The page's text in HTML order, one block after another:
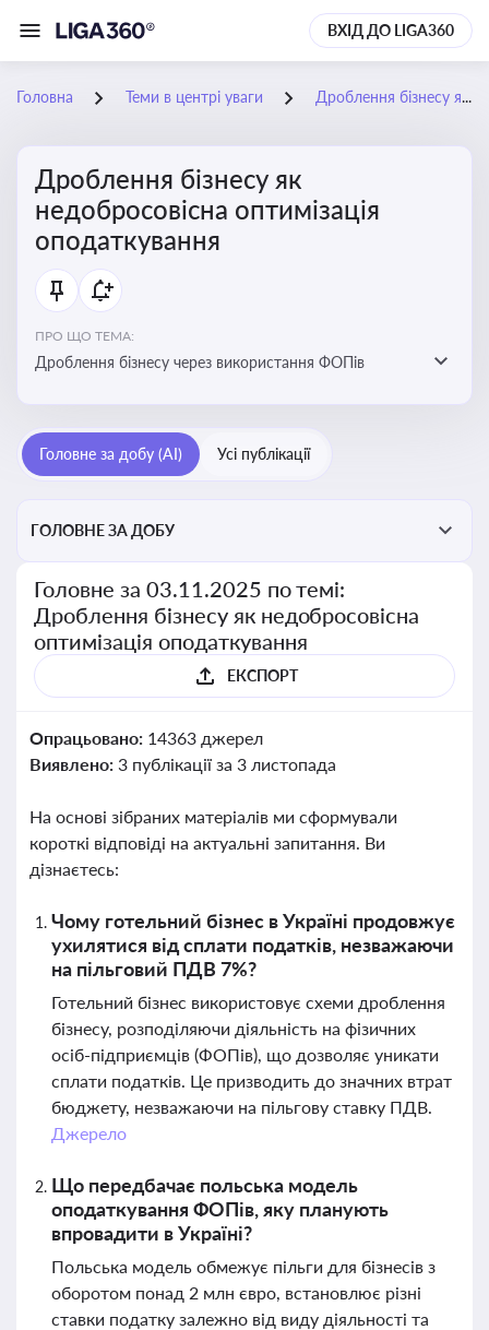
ВХІД ДО LIGA360
Головна Теми в центрі уваги Дроблення бізнесу як недобросовісна оптимізація оподаткування
Дроблення бізнесу як
недобросовісна оптимізація
оподаткування
ПРО ЩО ТЕМА:
Дроблення бізнесу через використання ФОПів
Головне за добу (AI) Усі публікації
ГОЛОВНЕ ЗА ДОБУ
Головне за 03.11.2025 по темі:
Дроблення бізнесу як недобросовісна
оптимізація оподаткування
ЕКСПОРТ
Опрацьовано: 14363 джерел
Виявлено: 3 публікації за 3 листопада
На основі зібраних матеріалів ми сформували
короткі відповіді на актуальні запитання. Ви
дізнаєтесь:
Чому готельний бізнес в Україні продовжує
ухилятися від сплати податків, незважаючи
на пільговий ПДВ 7%?
Готельний бізнес використовує схеми дроблення
бізнесу, розподіляючи діяльність на фізичних
осіб-підприємців (ФОПів), що дозволяє уникати
сплати податків. Це призводить до значних втрат
бюджету, незважаючи на пільгову ставку ПДВ.
Джерело
Що передбачає польська модель
оподаткування ФОПів, яку планують
впровадити в Україні?
Польська модель обмежує пільги для бізнесів з
оборотом понад 2 млн євро, встановлює різні
ставки податку залежно від виду діяльності та